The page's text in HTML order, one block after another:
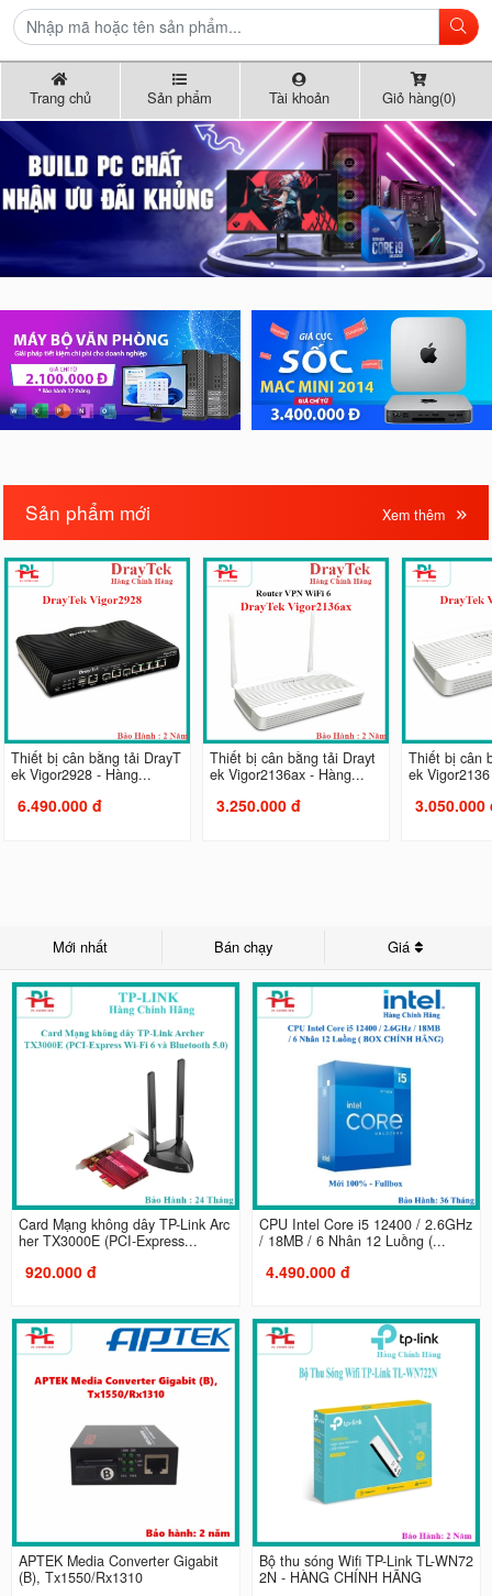
Trang chủ Sản phẩm Tài khoản Giỏ hàng(0)
Sản phẩm mới Xem thêm
Thiết bị cân bằng tải DrayT
ek Vigor2928 - Hàng...
6.490.000 đ
Thiết bị cân bằng tải Drayt
ek Vigor2136ax - Hàng...
3.250.000 đ
Thiết bị cân
ek
3.050.000
Mới nhất Bán chạy Giá
Card Mạng không dây TP-Link Arc
her TX3000E (PCI-Express...
920.000 đ
CPU Intel Core i5 12400 / 2.6GHz
/ 18MB / 6 Nhân 12 Luồng (...
4.490.000 đ
APTEK Media Converter Gigabit
(B), Tx1550/Rx1310
Bộ thu sóng Wifi TP-Link TL-WN72
2N - HÀNG CHÍNH HÃNG